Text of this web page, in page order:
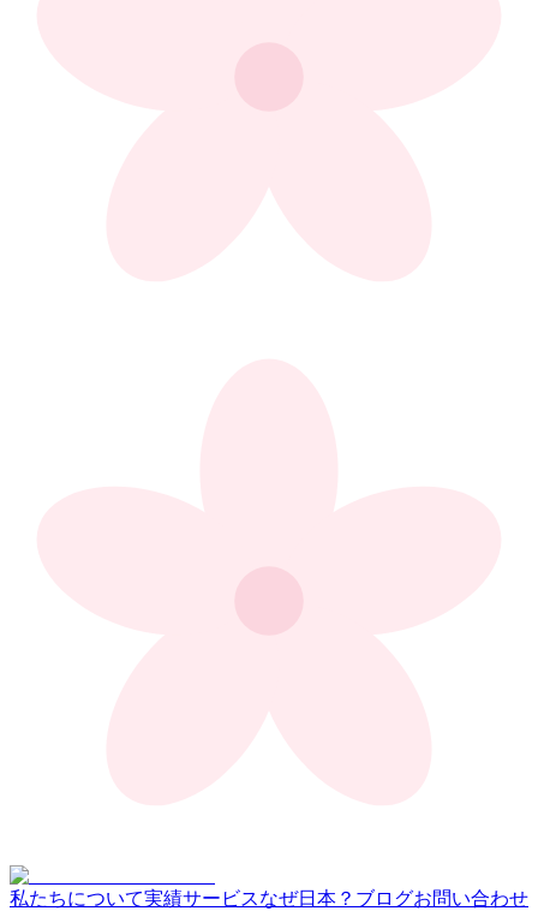
私たちについて実績サービスなぜ日本？ ブログお問い合わせ